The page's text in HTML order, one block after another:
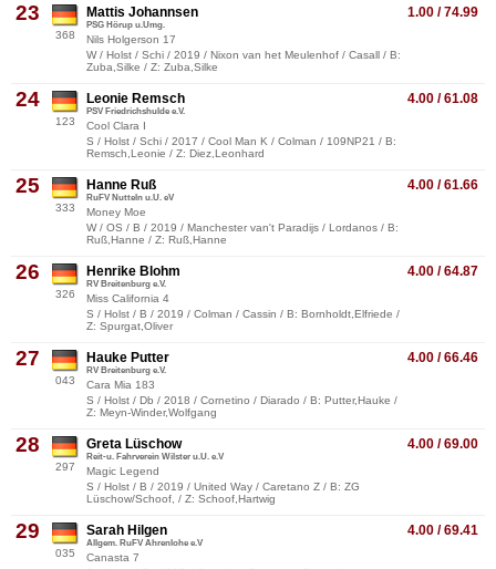
23
368
1.00 / 74.99
Mattis Johannsen
PSG Hörup u.Umg.
Nils Holgerson 17
W / Holst / Schi / 2019 / Nixon van het Meulenhof / Casall / B:
Zuba,Silke / Z: Zuba,Silke
24
123
4.00 / 61.08
Leonie Remsch
PSV Friedrichshulde e.V.
Cool Clara I
S / Holst / Schi / 2017 / Cool Man K / Colman / 109NP21 / B:
Remsch,Leonie / Z: Diez,Leonhard
25
333
4.00 / 61.66
Hanne Ruß
RuFV Nutteln u.U. eV
Money Moe
W / OS / B / 2019 / Manchester van't Paradijs / Lordanos / B:
Ruß,Hanne / Z: Ruß,Hanne
26
326
4.00 / 64.87
Henrike Blohm
RV Breitenburg e.V.
Miss California 4
S / Holst / B / 2019 / Colman / Cassin / B: Bornholdt,Elfriede /
Z: Spurgat,Oliver
27
043
4.00 / 66.46
Hauke Putter
RV Breitenburg e.V.
Cara Mia 183
S / Holst / Db / 2018 / Cornetino / Diarado / B: Putter,Hauke /
Z: Meyn-Winder,Wolfgang
28
297
4.00 / 69.00
Greta Lüschow
Reit-u. Fahrverein Wilster u.U. e.V
Magic Legend
S / Holst / B / 2019 / United Way / Caretano Z / B: ZG
Lüschow/Schoof, / Z: Schoof,Hartwig
29
035
4.00 / 69.41
Sarah Hilgen
Allgem. RuFV Ahrenlohe e.V
Canasta 7